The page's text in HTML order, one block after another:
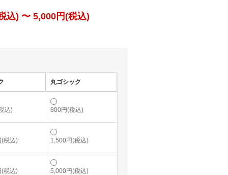
込) 〜 5,000円(税込)
丸ゴシック
込) 800円(税込)
(税込) 1,500円(税込)
税込) 5,000円(税込)